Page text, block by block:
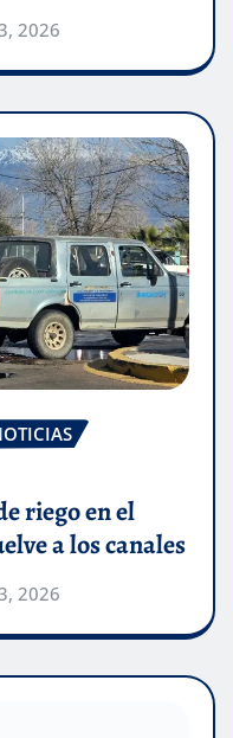
2026
riego en el
a los canales
2026